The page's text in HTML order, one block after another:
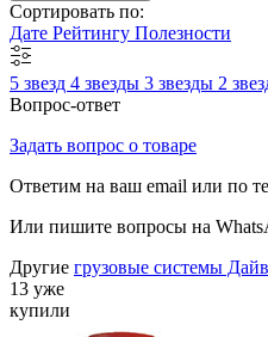
Сортировать по:
Дате Рейтингу Полезности
5 звезд 4 звезды 3 звезды 2
Вопрос-ответ
Задать вопрос о товаре
Ответим на ваш email или по
Или пишите вопросы на
Другие грузовые системы
13 уже
купили